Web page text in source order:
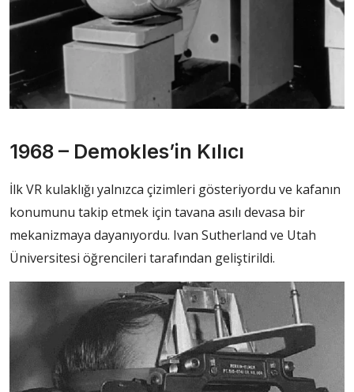
1968 – Demokles’in Kılıcı
İlk VR kulaklığı yalnızca çizimleri gösteriyordu ve kafanın
konumunu takip etmek için tavana asılı devasa bir
mekanizmaya dayanıyordu. Ivan Sutherland ve Utah
Üniversitesi öğrencileri tarafından geliştirildi.